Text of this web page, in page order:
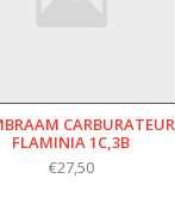
CARBURATEUR
FLAMINIA 1C,3B
€27,50